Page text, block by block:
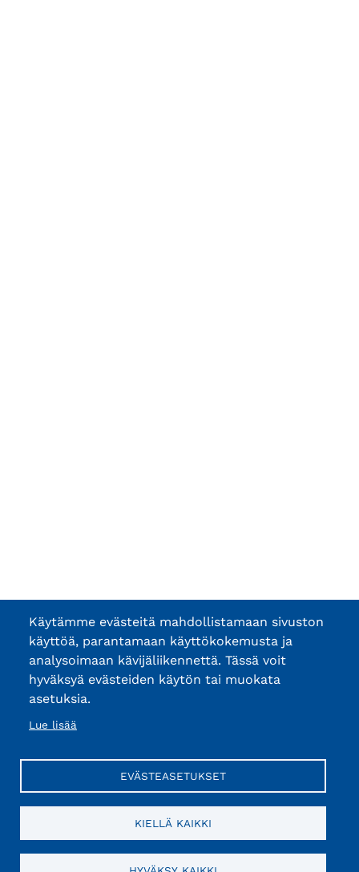
Käytämme evästeitä mahdollistamaan sivuston
käyttöä, parantamaan käyttökokemusta ja
analysoimaan kävijäliikennettä. Tässä voit
hyväksyä evästeiden käytön tai muokata
asetuksia.
Lue lisää
EVÄSTEASETUKSET
KIELLÄ KAIKKI